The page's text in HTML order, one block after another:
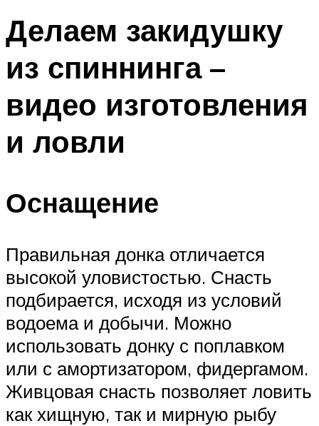
Делаем закидушку
из спиннинга –
видео изготовления
и ловли
Оснащение
Правильная донка отличается
высокой уловистостью. Снасть
подбирается, исходя из условий
водоема и добычи. Можно
использовать донку с поплавком
или с амортизатором, фидергамом.
Живцовая снасть позволяет ловить
как хищную, так и мирную рыбу